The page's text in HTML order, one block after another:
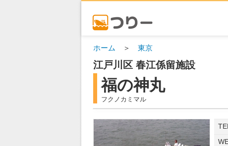
ホーム ＞ 東京
江戸川区 春江係留施設
福の神丸
フクノカミマル
TEL